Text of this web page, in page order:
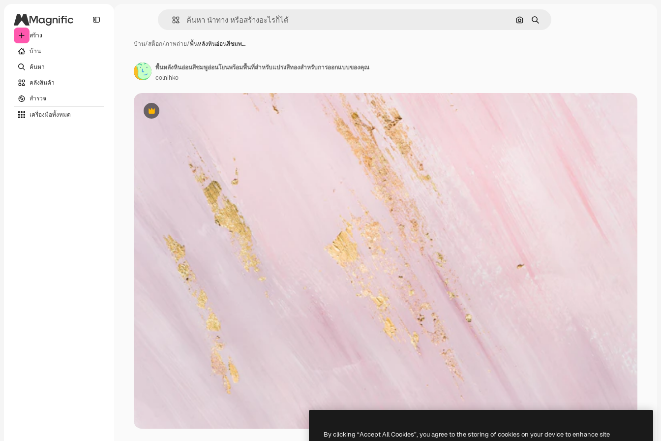
สร้าง
บ้าน
ค้นหา
คลังสินค้า
สำรวจ
เครื่องมือทั้งหมด
ค้นหาตามรูปภาพ
ค้นหา
บ้าน/สต็อก/ภาพถ่าย/พื้นหลังหินอ่อนสีชมพ…
พรีเมี่ยม
พื้นหลังหินอ่อนสีชมพูอ่อนโยนพร้อมพื้นที่สำหรับแปรงสีทองสำหรับการออกแบบของคุณ
colnihko
By clicking “Accept All Cookies”, you agree to the storing of cookies on your device to enhance site